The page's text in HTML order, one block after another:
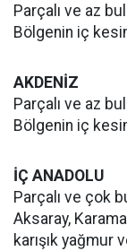
Parçalı ve az
Bölgenin iç
AKDENİZ
Parçalı ve az
Bölgenin iç
İÇ ANADOLU
Parçalı ve çok
Aksaray,
karışık yağmur